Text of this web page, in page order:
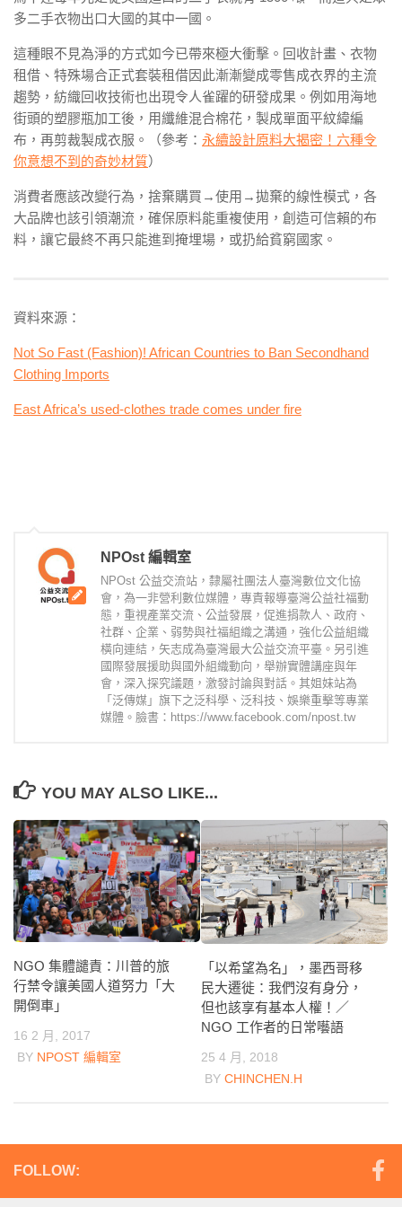
多二手衣物出口大國的其中一國。
這種眼不見為淨的方式如今已帶來極大衝擊。回收計畫、衣物
租借、特殊場合正式套裝租借因此漸漸變成零售成衣界的主流
趨勢，紡織回收技術也出現令人雀躍的研發成果。例如用海地
街頭的塑膠瓶加工後，用纖維混合棉花，製成單面平紋緯編
布，再剪裁製成衣服。（參考： 永續設計原料大揭密！六種令
你意想不到的奇妙材質）
消費者應該改變行為，捨棄購買→使用→拋棄的線性模式，各
大品牌也該引領潮流，確保原料能重複使用，創造可信賴的布
料，讓它最終不再只能進到掩埋場，或扔給貧窮國家。
資料來源：
Not So Fast (Fashion)! African Countries to Ban Secondhand
Clothing Imports
East Africa’s used-clothes trade comes under fire
NPOst 編輯室
NPOst 公益交流站，隸屬社團法人臺灣數位文化協
會，為一非營利數位媒體，專責報導臺灣公益社福動
態，重視產業交流、公益發展，促進捐款人、政府、
社群、企業、弱勢與社福組織之溝通，強化公益組織
橫向連結，矢志成為臺灣最大公益交流平臺。另引進
國際發展援助與國外組織動向，舉辦實體講座與年
會，深入探究議題，激發討論與對話。其姐妹站為
「泛傳媒」旗下之泛科學、泛科技、娛樂重擊等專業
媒體。臉書：https://www.facebook.com/npost.tw
YOU MAY ALSO LIKE...
NGO 集體譴責：川普的旅
行禁令讓美國人道努力「大
開倒車」
16 2 月, 2017
BY NPOST 編輯室
「以希望為名」，墨西哥移
民大遷徙：我們沒有身分，
但也該享有基本人權！／
NGO 工作者的日常囈語
25 4 月, 2018
BY CHINCHEN.H
FOLLOW: